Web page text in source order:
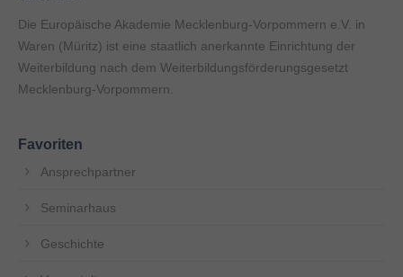
Die Europäische Akademie Mecklenburg-Vorpommern e.V. in
Waren (Müritz) ist eine staatlich anerkannte Einrichtung der
Weiterbildung nach dem Weiterbildungsförderungsgesetzt
Mecklenburg-Vorpommern.
Favoriten
Ansprechpartner
Seminarhaus
Geschichte